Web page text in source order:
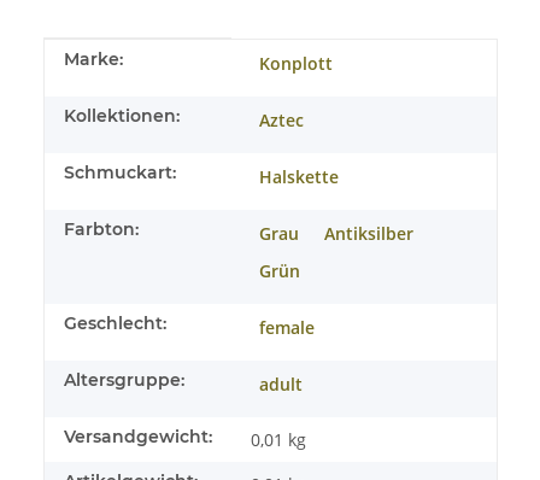
Produkteigenschaft
Wert
Marke: Konplott
Kollektionen: Aztec
Schmuckart: Halskette
Farbton: Grau
Antiksilber
Grün
Geschlecht: female
Altersgruppe: adult
Versandgewicht: 0,01 kg